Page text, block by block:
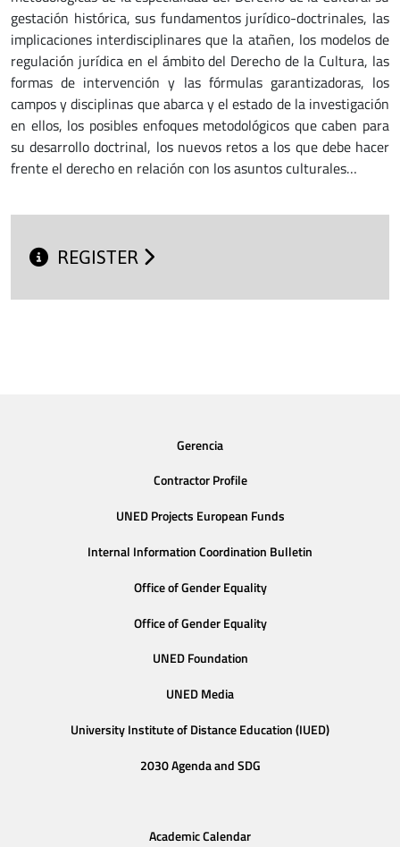
gestación histórica, sus fundamentos jurídico-doctrinales, las
implicaciones interdisciplinares que la atañen, los modelos de
regulación jurídica en el ámbito del Derecho de la Cultura, las
formas de intervención y las fórmulas garantizadoras, los
campos y disciplinas que abarca y el estado de la investigación
en ellos, los posibles enfoques metodológicos que caben para
su desarrollo doctrinal, los nuevos retos a los que debe hacer
frente el derecho en relación con los asuntos culturales…
REGISTER
Gerencia
Contractor Profile
UNED Projects European Funds
Internal Information Coordination Bulletin
Office of Gender Equality
Office of Gender Equality
UNED Foundation
UNED Media
University Institute of Distance Education (IUED)
2030 Agenda and SDG
Academic Calendar